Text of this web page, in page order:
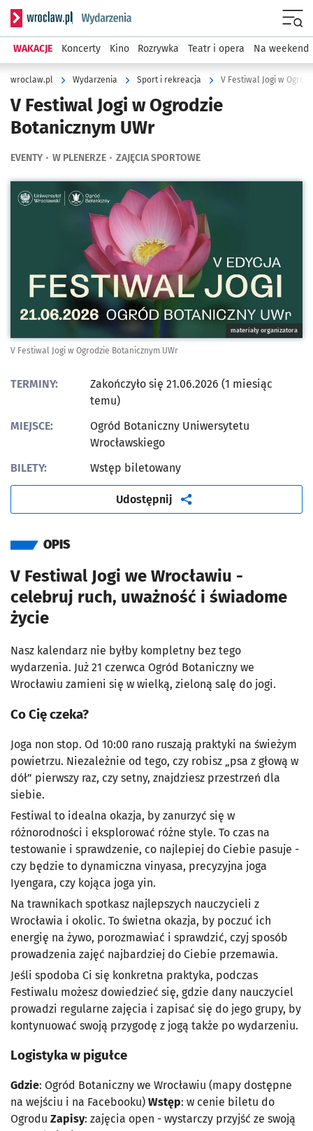
Serwis informacyjny wroclaw.pl podserwis: Wydarzenia
WAKACJE Koncerty Kino Rozrywka Teatr i opera Na weekend
wroclaw.pl Wydarzenia Sport i rekreacja V Festiwal Jogi w
V Festiwal Jogi w Ogrodzie
Botanicznym UWr
EVENTY W PLENERZE ZAJĘCIA SPORTOWE
Kliknij, aby powiększyć
materiały organizatora
V Festiwal Jogi w Ogrodzie Botanicznym UWr
TERMINY:
Zakończyło się 21.06.2026 (1 miesiąc
temu)
MIEJSCE:
Ogród Botaniczny Uniwersytetu
Wrocławskiego
BILETY:
Wstęp biletowany
Udostępnij artykuł
OPIS
V Festiwal Jogi we Wrocławiu -
celebruj ruch, uważność i świadome
życie
Nasz kalendarz nie byłby kompletny bez tego
wydarzenia. Już 21 czerwca Ogród Botaniczny we
Wrocławiu zamieni się w wielką, zieloną salę do jogi.
Co Cię czeka?
Joga non stop. Od 10:00 rano ruszają praktyki na świeżym
powietrzu. Niezależnie od tego, czy robisz „psa z głową w
dół” pierwszy raz, czy setny, znajdziesz przestrzeń dla
siebie.
Festiwal to idealna okazja, by zanurzyć się w
różnorodności i eksplorować różne style. To czas na
testowanie i sprawdzenie, co najlepiej do Ciebie pasuje -
czy będzie to dynamiczna vinyasa, precyzyjna joga
Iyengara, czy kojąca joga yin.
Na trawnikach spotkasz najlepszych nauczycieli z
Wrocławia i okolic. To świetna okazja, by poczuć ich
energię na żywo, porozmawiać i sprawdzić, czyj sposób
prowadzenia zajęć najbardziej do Ciebie przemawia.
Jeśli spodoba Ci się konkretna praktyka, podczas
Festiwalu możesz dowiedzieć się, gdzie dany nauczyciel
prowadzi regularne zajęcia i zapisać się do jego grupy, by
kontynuować swoją przygodę z jogą także po wydarzeniu.
Logistyka w pigułce
Gdzie: Ogród Botaniczny we Wrocławiu (mapy dostępne
na wejściu i na Facebooku) Wstęp: w cenie biletu do
Ogrodu Zapisy: zajęcia open - wystarczy przyjść ze swoją